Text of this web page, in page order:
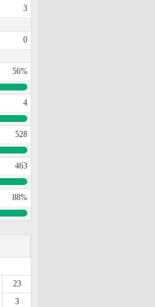
3
0
56%
4
528
463
88%
23
3